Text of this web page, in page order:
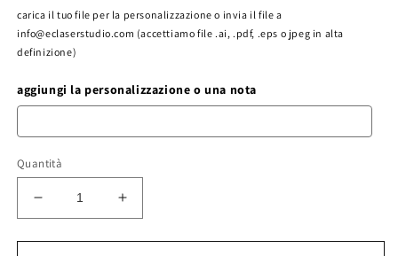
carica il tuo file per la personalizzazione o invia il file a
info@eclaserstudio.com (accettiamo file .ai, .pdf, .eps o jpeg in alta
definizione)
aggiungi la personalizzazione o una nota
Quantità
Diminuisci
quantità
per
Aumenta
quantità
per